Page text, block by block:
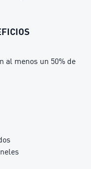
al menos un 50% de